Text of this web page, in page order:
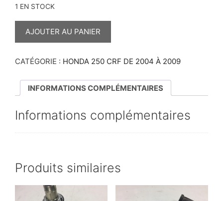
1 EN STOCK
QUANTITÉ
FREIN
CRF
2004/2009
AJOUTER AU PANIER
CATÉGORIE : HONDA 250 CRF DE 2004 À 2009
INFORMATIONS COMPLÉMENTAIRES
Informations complémentaires
Produits similaires